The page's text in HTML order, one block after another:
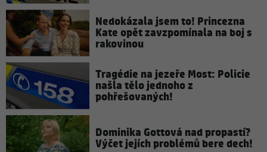
Nedokázala jsem to! Princezna
Kate opět zavzpomínala na boj s
rakovinou
Tragédie na jezeře Most: Policie
našla tělo jednoho z
pohřešovaných!
Dominika Gottová nad propastí?
Výčet jejích problémů bere dech!